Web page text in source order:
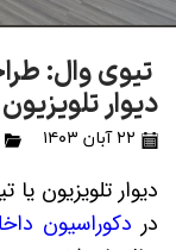
تیوی وال:
دیوار
۲۲ آبان ۱۴۰۳
دیوار تلویزیون
در دکوراسیون